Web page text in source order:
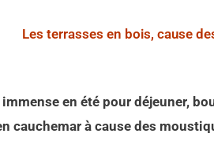
Les terrasses en bois, cause
en été pour déjeuner,
cauchemar à cause des